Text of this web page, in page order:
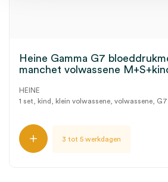
Heine Gamma G7
manchet volwassene
HEINE
1 set, kind, klein volwassene, volwassene, G7
3 tot 5 werkdagen